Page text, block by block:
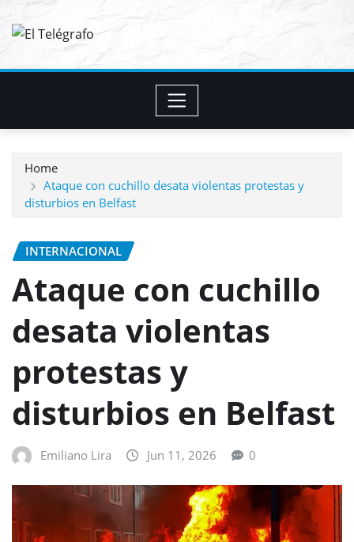
Home
Ataque con cuchillo desata violentas protestas y
disturbios en Belfast
INTERNACIONAL
Ataque con cuchillo
desata violentas
protestas y
disturbios en Belfast
Emiliano Lira Jun 11, 2026 0